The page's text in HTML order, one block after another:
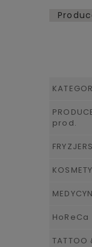
prod.
HoReCa
TATTOO